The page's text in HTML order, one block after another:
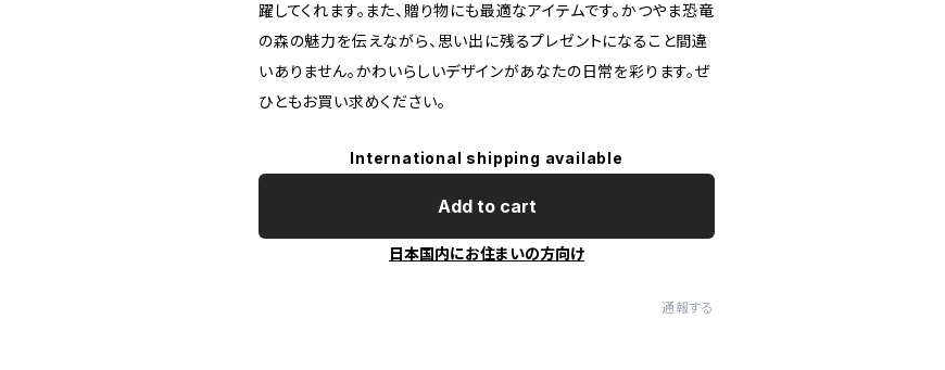
躍してくれます。また、贈り物にも最適なアイテムです。かつやま恐竜
の森の魅力を伝えながら、思い出に残るプレゼントになること間違
いありません。かわいらしいデザインがあなたの日常を彩ります。ぜ
ひともお買い求めください。
International shipping available
Add to cart
日本国内にお住まいの方向け
通報する